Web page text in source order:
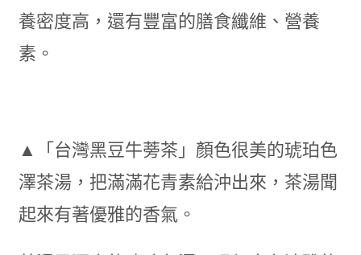
養密度高，還有豐富的膳食纖維、營養
素。
▲「台灣黑豆牛蒡茶」顏色很美的琥珀色
澤茶湯，把滿滿花青素給沖出來，茶湯聞
起來有著優雅的香氣。